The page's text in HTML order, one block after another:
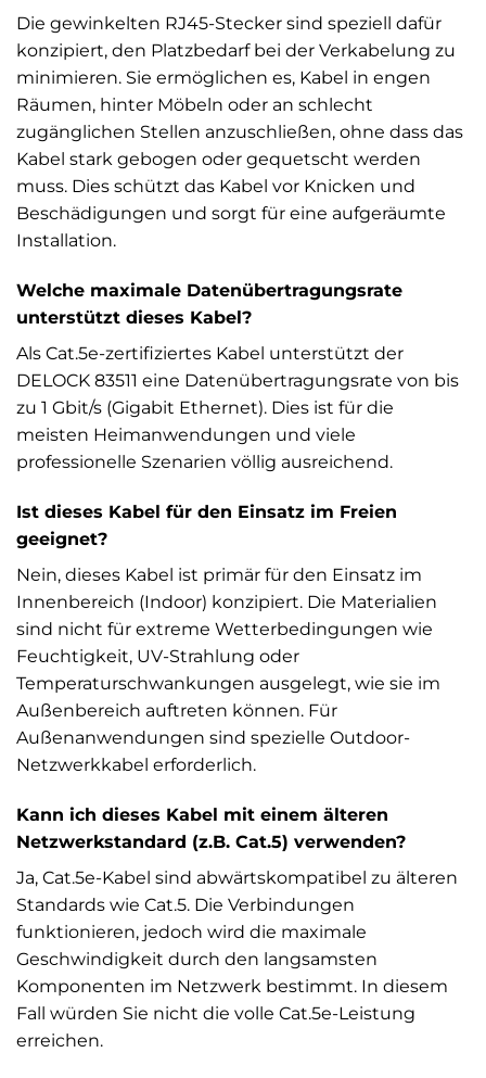
Die gewinkelten RJ45-Stecker sind speziell dafür
konzipiert, den Platzbedarf bei der Verkabelung zu
minimieren. Sie ermöglichen es, Kabel in engen
Räumen, hinter Möbeln oder an schlecht
zugänglichen Stellen anzuschließen, ohne dass das
Kabel stark gebogen oder gequetscht werden
muss. Dies schützt das Kabel vor Knicken und
Beschädigungen und sorgt für eine aufgeräumte
Installation.
Welche maximale Datenübertragungsrate
unterstützt dieses Kabel?
Als Cat.5e-zertifiziertes Kabel unterstützt der
DELOCK 83511 eine Datenübertragungsrate von bis
zu 1 Gbit/s (Gigabit Ethernet). Dies ist für die
meisten Heimanwendungen und viele
professionelle Szenarien völlig ausreichend.
Ist dieses Kabel für den Einsatz im Freien
geeignet?
Nein, dieses Kabel ist primär für den Einsatz im
Innenbereich (Indoor) konzipiert. Die Materialien
sind nicht für extreme Wetterbedingungen wie
Feuchtigkeit, UV-Strahlung oder
Temperaturschwankungen ausgelegt, wie sie im
Außenbereich auftreten können. Für
Außenanwendungen sind spezielle Outdoor-
Netzwerkkabel erforderlich.
Kann ich dieses Kabel mit einem älteren
Netzwerkstandard (z.B. Cat.5) verwenden?
Ja, Cat.5e-Kabel sind abwärtskompatibel zu älteren
Standards wie Cat.5. Die Verbindungen
funktionieren, jedoch wird die maximale
Geschwindigkeit durch den langsamsten
Komponenten im Netzwerk bestimmt. In diesem
Fall würden Sie nicht die volle Cat.5e-Leistung
erreichen.